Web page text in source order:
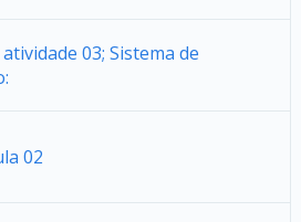
03; Sistema de
02